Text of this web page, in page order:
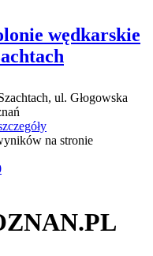
wędkarskie
ul. Głogowska
na stronie